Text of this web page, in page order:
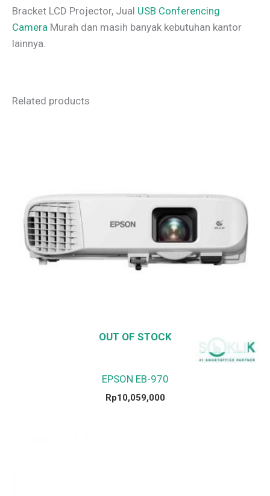
Bracket LCD Projector, Jual USB Conferencing
Camera Murah dan masih banyak kebutuhan kantor
lainnya.
Related products
OUT OF STOCK
EPSON EB-970
Rp10,059,000